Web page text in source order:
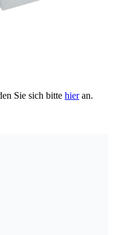
Sie sich bitte hieran.